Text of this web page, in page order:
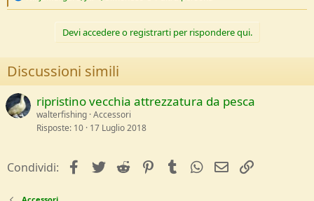
n
s
:
Devi accedere o registrarti per rispondere qui.
Discussioni simili
ripristino vecchia attrezzatura da pesca
walterfishing Accessori
Risposte 10 17 Luglio 2018
Condividi: facebookTwitterReddit PinterestTumblrWhatsApp
e-mail